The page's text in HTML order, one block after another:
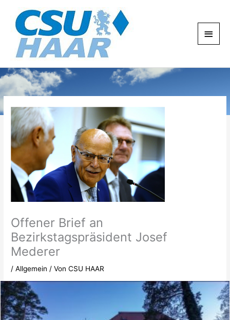
Inhalt
springen
Offener Brief an
Bezirkstagspräsident Josef
Mederer
/Allgemein / VonCSU HAAR